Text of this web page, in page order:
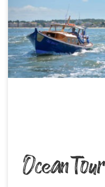
Ocean Tour